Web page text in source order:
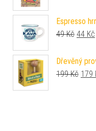
Espresso
49Kč 44 Kč
Dřevěný
199Kč 179